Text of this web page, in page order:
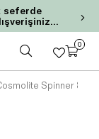
seferde
yapacağınız 25.000 TL ve üzeri ilk alışverişinize
0